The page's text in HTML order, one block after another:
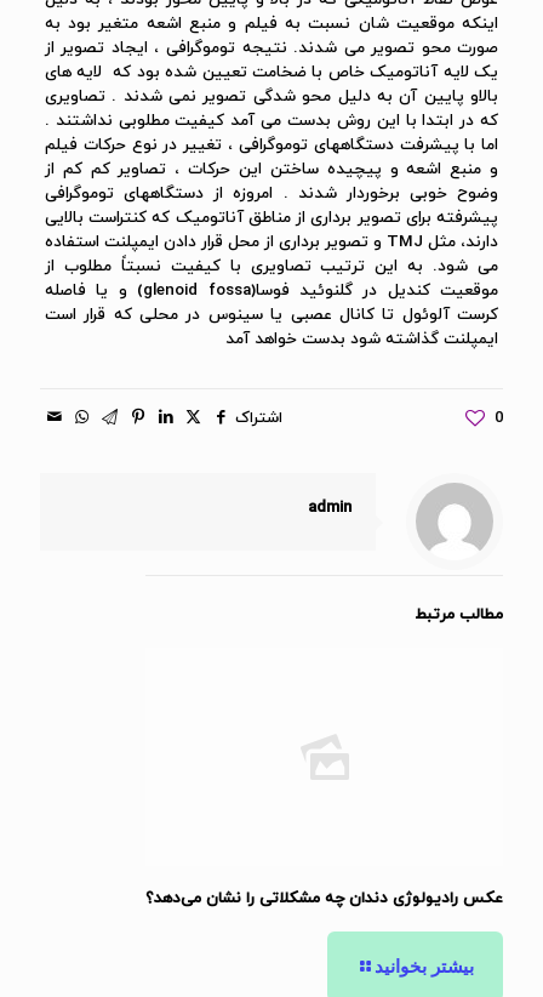
اینکه موقعیت شان نسبت به فیلم و منبع اشعه متغیر بود به
صورت محو تصویر می شدند. نتیجه توموگرافی ، ایجاد تصویر از
یک لایه آناتومیک خاص با ضخامت تعیین شده بود که لایه های
بالاو پایین آن به دلیل محو شدگی تصویر نمی شدند . تصاویری
که در ابتدا با این روش بدست می آمد کیفیت مطلوبی نداشتند .
اما با پیشرفت دستگاههای توموگرافی ، تغییر در نوع حرکات فیلم
و منبع اشعه و پیچیده ساختن این حرکات ، تصاویر کم کم از
وضوح خوبی برخوردار شدند . امروزه از دستگاههای توموگرافی
پیشرفته برای تصویر برداری از مناطق آناتومیک که کنتراست بالایی
دارند، مثل TMJ و تصویر برداری از محل قرار دادن ایمپلنت استفاده
می شود. به این ترتیب تصاویری با کیفیت نسبتاً مطلوب از
موقعیت کندیل در گلنوئید فوسا(glenoid fossa) و یا فاصله
کرست آلوئول تا کانال عصبی یا سینوس در محلی که قرار است
ایمپلنت گذاشته شود بدست خواهد آمد
اشتراک 0
admin
مطالب مرتبط
عکس رادیولوژی دندان چه مشکلاتی را نشان می‌دهد؟
بیشتر بخوانید